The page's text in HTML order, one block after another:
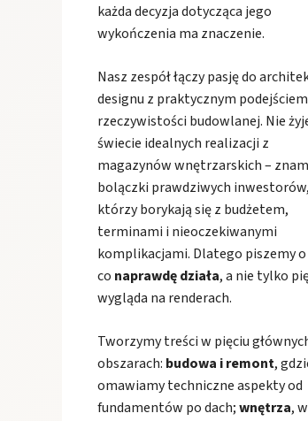
każda decyzja dotycząca jego
wykończenia ma znaczenie.
Nasz zespół łączy pasję do
designu z praktycznym
rzeczywistości budowlanej. Nie
świecie idealnych realizacji z
magazynów wnętrzarskich –
bolączki prawdziwych inwestorów,
którzy borykają się z budżetem,
terminami i nieoczekiwanymi
komplikacjami. Dlatego piszemy
co naprawdę działa, a nie tylko
wygląda na renderach.
Tworzymy treści w pięciu
obszarach: budowa i remont,
omawiamy techniczne aspekty od
fundamentów po dach;wnętrza, w